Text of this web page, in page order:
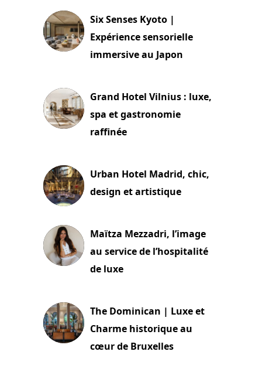
Six Senses Kyoto |
Expérience sensorielle
immersive au Japon
Grand Hotel Vilnius : luxe,
spa et gastronomie
raffinée
Urban Hotel Madrid, chic,
design et artistique
Maïtza Mezzadri, l’image
au service de l’hospitalité
de luxe
The Dominican | Luxe et
Charme historique au
cœur de Bruxelles